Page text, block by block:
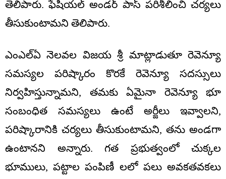
తెలిపారు. ఫేషియల్ అండర్ పాస్ పరిశీలించి చర్యలు
తీసుకుంటామని తెలిపారు.
ఎంఎల్ఏ నెలవల విజయ శ్రీ మాట్లాడుతూ రెవెన్యూ
సమస్యల పరిష్కారం కొరకే రెవెన్యూ సదస్సులు
నిర్వహిస్తున్నామని, తమకు ఏమైనా రెవెన్యూ భూ
సంబంధిత సమస్యలు ఉంటే అర్జీలు ఇవ్వాలని,
పరిష్కారానికి చర్యలు తీసుకుంటామని, తను అండగా
ఉంటానని అన్నారు. గత ప్రభుత్వంలో చుక్కల
భూములు, పట్టాల పంపిణీ లలో పలు అవకతవకలు